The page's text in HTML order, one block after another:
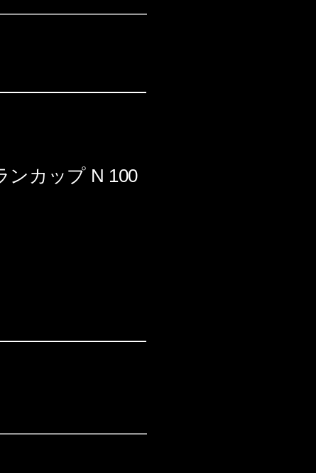
ンカップ N 100